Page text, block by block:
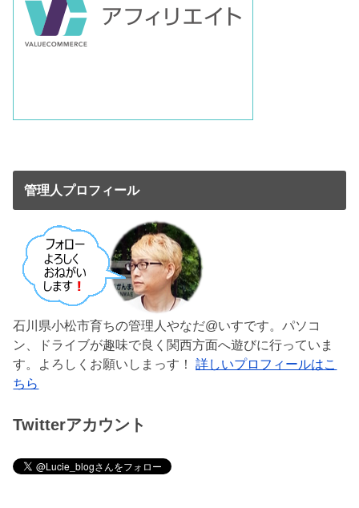
管理人プロフィール
石川県小松市育ちの管理人やなだ@いすです。パソコ
ン、ドライブが趣味で良く関西方面へ遊びに行っていま
す。よろしくお願いしまっす！詳しいプロフィールはこ
ちら
Twitterアカウント